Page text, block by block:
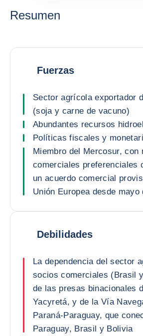
Resumen
Fuerzas
Sector agrícola exportador
(soja y carne de vacuno)
Abundantes recursos
Políticas fiscales y
Miembro del Mercosur, con
comerciales preferenciales
un acuerdo comercial
Unión Europea desde mayo
Debilidades
La dependencia del sector
socios comerciales (Brasil
de las presas binacionales
Yacyretá, y de la Vía
Paraná-Paraguay, que
Paraguay, Brasil y Bolivia